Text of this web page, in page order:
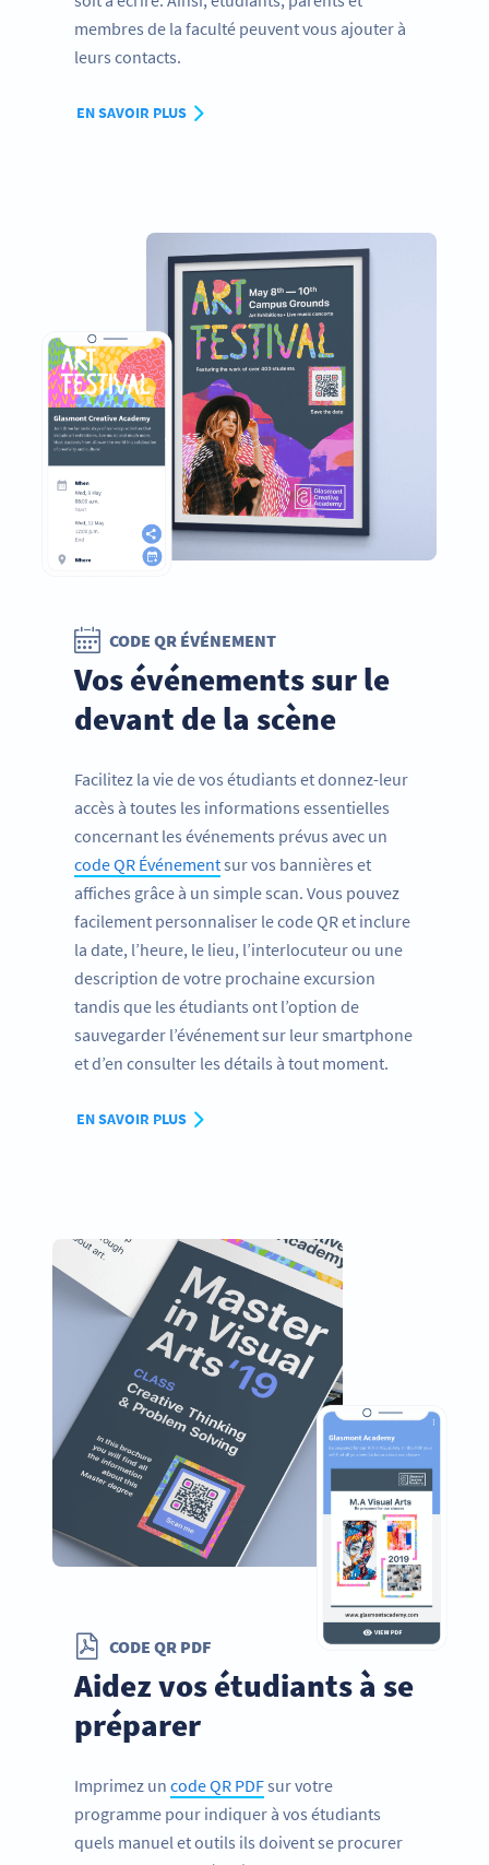
membres de la faculté peuvent vous ajouter à
leurs contacts.
EN SAVOIR PLUS
CODE QR ÉVÉNEMENT
Vos événements sur le
devant de la scène
Facilitez la vie de vos étudiants et donnez-leur
accès à toutes les informations essentielles
concernant les événements prévus avec un
code QR Événementsur vos bannières et
affiches grâce à un simple scan. Vous pouvez
facilement personnaliser le code QR et inclure
la date, l’heure, le lieu, l’interlocuteur ou une
description de votre prochaine excursion
tandis que les étudiants ont l’option de
sauvegarder l’événement sur leur smartphone
et d’en consulter les détails à tout moment.
EN SAVOIR PLUS
CODE QR PDF
Aidez vos étudiants à se
préparer
Imprimez un code QR PDFsur votre
programme pour indiquer à vos étudiants
quels manuel et outils ils doivent se procurer